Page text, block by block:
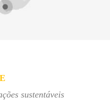
sustentáveis